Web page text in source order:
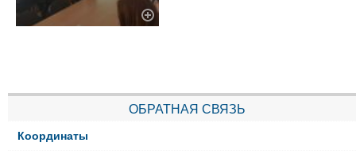
ОБРАТНАЯ СВЯЗЬ
Координаты